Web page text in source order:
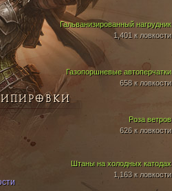
Гальванизированный нагрудник
1,401 к ловкости
Газопоршневые автоперчатки
658 к ловкости
Штаны на холодных катодах
1,163 к ловкости
Роза ветров
626 к ловкости